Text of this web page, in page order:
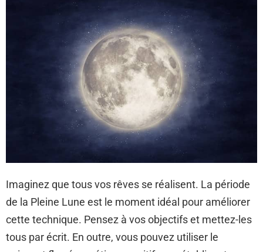
Imaginez que tous vos rêves se réalisent. La période
de la Pleine Lune est le moment idéal pour améliorer
cette technique. Pensez à vos objectifs et mettez-les
tous par écrit. En outre, vous pouvez utiliser le